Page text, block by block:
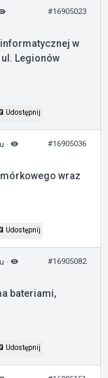
#16905023
w
ul. Legionów
Udostępnij
·
#16905036
wraz
Udostępnij
·
#16905082
bateriami,
Udostępnij